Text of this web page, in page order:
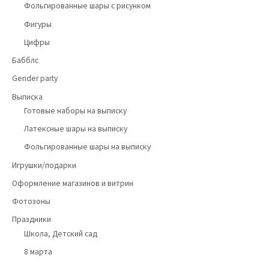
Фольгированные шары с рисунком
Фигуры
Цифры
Бабблс
Gender party
Выписка
Готовые наборы на выписку
Латексные шары на выписку
Фольгированные шары на выписку
Игрушки/подарки
Оформление магазинов и витрин
Фотозоны
Праздники
Школа, Детский сад
8 марта